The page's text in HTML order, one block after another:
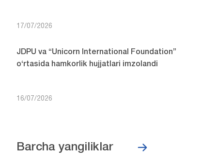
17/07/2026
JDPU va “Unicorn International Foundation”
o‘rtasida hamkorlik hujjatlari imzolandi
16/07/2026
Barcha yangiliklar